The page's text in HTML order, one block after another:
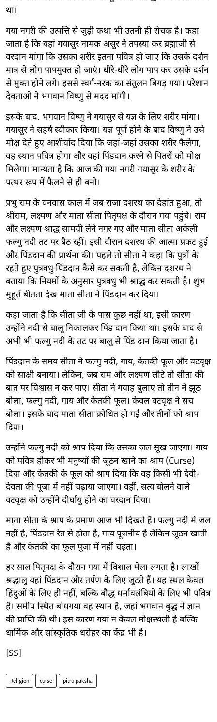
था।
गया नगरी की उत्पत्ति से जुड़ी कथा भी उतनी ही रोचक है। कहा
जाता है कि यहां गयासुर नामक असुर ने तपस्या कर ब्रह्माजी से
वरदान मांगा कि उसका शरीर इतना पवित्र हो जाए कि उसके दर्शन
मात्र से लोग पापमुक्त हो जाएं। धीरे-धीरे लोग पाप कर उसके दर्शन
से मुक्त होने लगे। इससे स्वर्ग-नरक का संतुलन बिगड़ गया। परेशान
देवताओं ने भगवान विष्णु से मदद मांगी।
इसके बाद, भगवान विष्णु ने गयासुर से यज्ञ के लिए शरीर मांगा।
गयासुर ने सहर्ष स्वीकार किया। यज्ञ पूर्ण होने के बाद विष्णु ने उसे
मोक्ष देते हुए आशीर्वाद दिया कि जहां-जहां उसका शरीर फैलेगा,
वह स्थान पवित्र होगा और वहां पिंडदान करने से पितरों को मोक्ष
मिलेगा। मान्यता है कि आज की गया नगरी गयासुर के शरीर के
पत्थर रूप में फैलने से ही बनी।
प्रभु राम के वनवास काल में जब राजा दशरथ का देहांत हुआ, तो
श्रीराम, लक्ष्मण और माता सीता पितृपक्ष के दौरान गया पहुंचे। राम
और लक्ष्मण श्राद्ध सामग्री लेने नगर गए और माता सीता अकेली
फल्गु नदी तट पर बैठ रहीं। इसी दौरान दशरथ की आत्मा प्रकट हुई
और पिंडदान की प्रार्थना की। पहले तो सीता ने कहा कि पुत्रों के
रहते हुए पुत्रवधु पिंडदान कैसे कर सकती है, लेकिन दशरथ ने
बताया कि नियमों के अनुसार पुत्रवधु भी श्राद्ध कर सकती है। शुभ
मुहूर्त बीतता देख माता सीता ने पिंडदान कर दिया।
कहा जाता है कि सीता जी के पास कुछ नहीं था, इसी कारण
उन्होंने नदी से बालू निकालकर पिंड दान किया था। इसके बाद से
अभी भी फल्गु नदी के तट पर बालू से पिंड दान किया जाता है।
पिंडदान के समय सीता ने फल्गु नदी, गाय, केतकी फूल और वटवृक्ष
को साक्षी बनाया। लेकिन, जब राम और लक्ष्मण लौटे तो सीता की
बात पर विश्वास न कर पाए। सीता ने गवाह बुलाए तो तीन ने झूठ
बोला, फल्गु नदी, गाय और केतकी फूल। केवल वटवृक्ष ने सच
बोला। इसके बाद माता सीता क्रोधित हो गईं और तीनों को श्राप
दिया।
उन्होंने फल्गु नदी को श्राप दिया कि उसका जल सूख जाएगा। गाय
को पवित्र होकर भी मनुष्यों की जूठन खाने का श्राप (Curse)
दिया और केतकी के फूल को श्राप दिया कि वह किसी भी देवी-
देवता की पूजा में नहीं चढ़ाया जाएगा। वहीं, सत्य बोलने वाले
वटवृक्ष को उन्होंने दीर्घायु होने का वरदान दिया।
माता सीता के श्राप के प्रमाण आज भी दिखते हैं। फल्गु नदी में जल
नहीं है, पिंडदान रेत से होता है, गाय पूजनीय है लेकिन जूठन खाती
है और केतकी का फूल पूजा में नहीं चढ़ता।
हर साल पितृपक्ष के दौरान गया में विशाल मेला लगता है। लाखों
श्रद्धालु यहां पिंडदान और तर्पण के लिए जुटते हैं। यह स्थल केवल
हिंदुओं के लिए ही नहीं, बल्कि बौद्ध धर्मावलंबियों के लिए भी पवित्र
है। समीप स्थित बोधगया वह स्थान है, जहां भगवान बुद्ध ने ज्ञान
की प्राप्ति की थी। इस कारण गया न केवल मोक्षस्थली है बल्कि
धार्मिक और सांस्कृतिक धरोहर का केंद्र भी है।
[SS]
Religion curse pitru paksha